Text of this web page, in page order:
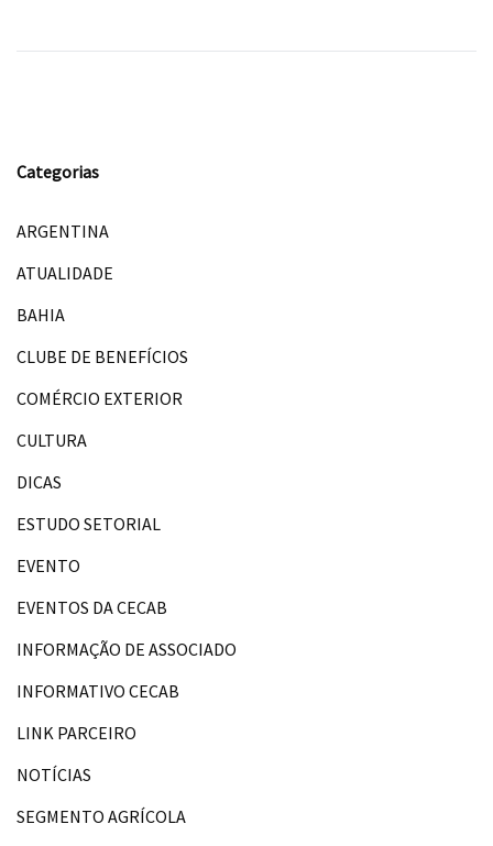
Categorias
ARGENTINA
ATUALIDADE
BAHIA
CLUBE DE BENEFÍCIOS
COMÉRCIO EXTERIOR
CULTURA
DICAS
ESTUDO SETORIAL
EVENTO
EVENTOS DA CECAB
INFORMAÇÃO DE ASSOCIADO
INFORMATIVO CECAB
LINK PARCEIRO
NOTÍCIAS
SEGMENTO AGRÍCOLA